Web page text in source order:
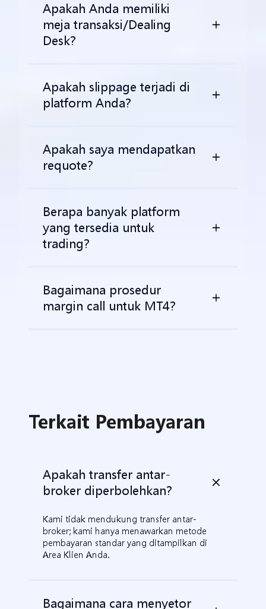
Apakah Anda memiliki
meja transaksi/Dealing
Desk?
Apakah slippage terjadi di
platform Anda?
Apakah saya mendapatkan
requote?
Berapa banyak platform
yang tersedia untuk
trading?
Bagaimana prosedur
margin call untuk MT4?
Terkait Pembayaran
Apakah transfer antar-
broker diperbolehkan?
Kami tidak mendukung transfer antar-
broker; kami hanya menawarkan metode
pembayaran standar yang ditampilkan di
Area Klien Anda.
Bagaimana cara menyetor